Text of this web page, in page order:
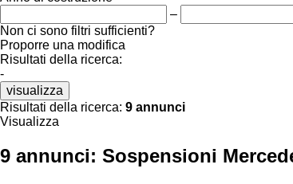
–
Non ci sono filtri sufficienti?
Proporre una modifica
Risultati della ricerca:
-
visualizza
Risultati della ricerca: 9 annunci
Visualizza
9 annunci: Sospensioni